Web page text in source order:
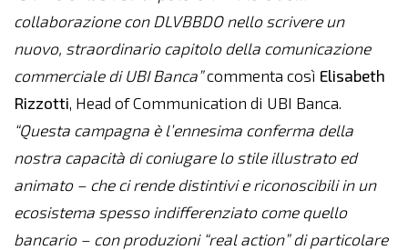
collaborazione con DLVBBDO nello scrivere un
nuovo, straordinario capitolo della comunicazione
commerciale di UBI Banca”commenta così Elisabeth
Rizzotti, Head of Communication di UBI Banca.
“Questa campagna è l’ennesima conferma della
nostra capacità di coniugare lo stile illustrato ed
animato – che ci rende distintivi e riconoscibili in un
ecosistema spesso indifferenziato come quello
bancario – con produzioni “real action” di particolare